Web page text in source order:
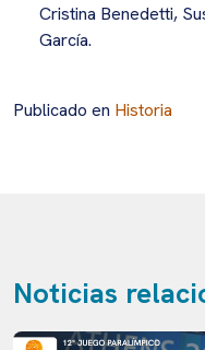
Cristina Benedetti,
García.
Publicado en Historia
Noticias